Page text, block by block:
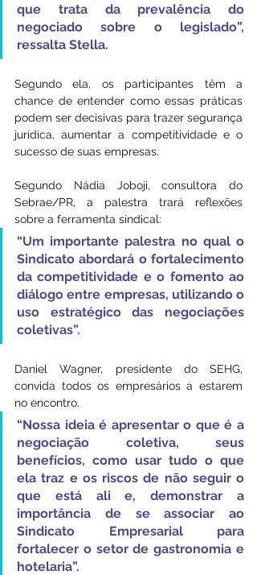
que trata da prevalência do
negociado sobre o legislado”,
ressalta Stella.
Segundo ela, os participantes têm a
chance de entender como essas práticas
podem ser decisivas para trazer segurança
jurídica, aumentar a competitividade e o
sucesso de suas empresas.
Segundo Nádia Joboji, consultora do
Sebrae/PR, a palestra trará reflexões
sobre a ferramenta sindical:
“Um importante palestra no qual o
Sindicato abordará o fortalecimento
da competitividade e o fomento ao
diálogo entre empresas, utilizando o
uso estratégico das negociações
coletivas”.
Daniel Wagner, presidente do SEHG,
convida todos os empresários a estarem
no encontro.
“Nossa ideia é apresentar o que é a
negociação coletiva, seus
benefícios, como usar tudo o que
ela traz e os riscos de não seguir o
que está ali e, demonstrar a
importância de se associar ao
Sindicato Empresarial para
fortalecer o setor de gastronomia e
hotelaria”.